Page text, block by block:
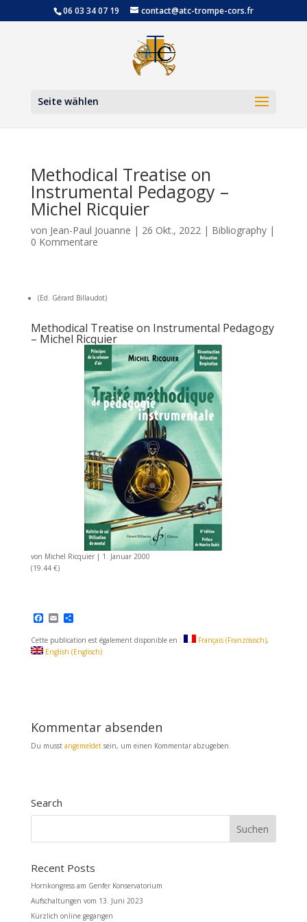
06 03 34 07 19 contact@atc-trompe-cors.fr
Seite wählen
Methodical Treatise on
Instrumental Pedagogy –
Michel Ricquier
von Jean-Paul Jouanne | 26 Okt., 2022| Bibliography|
0 Kommentare
(Ed. Gérard Billaudot)
Methodical Treatise on Instrumental Pedagogy
– Michel Ricquier
von Michel Ricquier| 1. Januar 2000
(19.44 €)
F
a
c
e
b
E
m
a
i
l
T
e
i
l
e
Cette publication est également disponible en : Français(Französisch)
English (Englisch)
Kommentar absenden
Du musst angemeldetsein, um einen Kommentar abzugeben.
Search
Recent Posts
Hornkongress am Genfer Konservatorium
Aufschaltungen vom 13. Juni 2023
Kürzlich online gegangen